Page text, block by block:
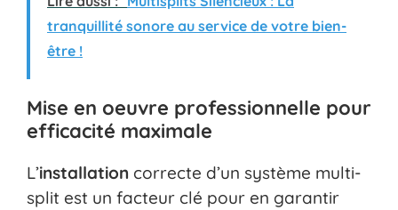
tranquillité sonore au service de votre bien-
être !
Mise en oeuvre professionnelle pour
efficacité maximale
L’installation correcte d’un système multi-
split est un facteur clé pour en garantir